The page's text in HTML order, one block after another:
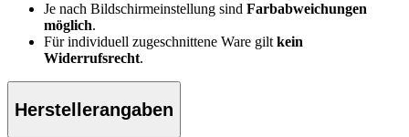
Je nach Bildschirmeinstellung sind Farbabweichungen
möglich.
Für individuell zugeschnittene Ware gilt kein
Widerrufsrecht.
Herstellerangaben